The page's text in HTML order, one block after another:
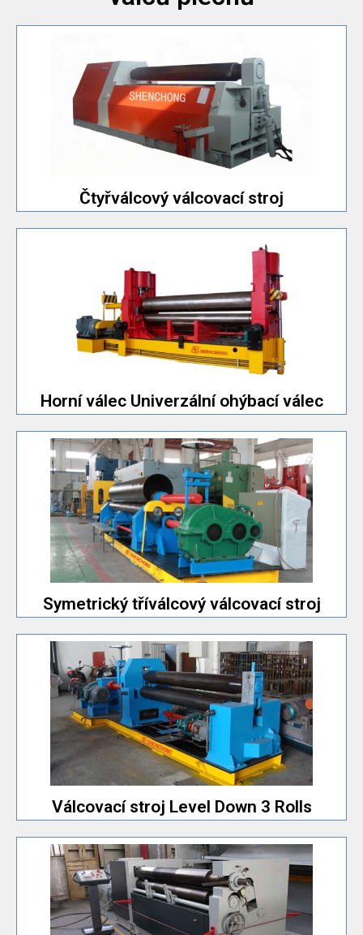
Čtyřválcový válcovací stroj
Čtyřválcový válcovací stroj
Ohýbačka plechů s CNC řídicí jednotkou, která
umožňuje úpravu programu a ukládání kroků
válcování.
Horní válec Univerzální ohýbací válec
Horní válec Univerzální ohýbací
válec
S PLC pro řízení pohybu ohýbacích válců. S
hydraulickou stanicí a je vhodný pro modely strojů
větší než 16x2000 mm.
Symetrický tříválcový válcovací stroj
Symetrický tříválcový válcovací
stroj
Nejlevnější typ válcovacího stroje se 3 válci.
Jednoduchá konstrukce stroje a snadná obsluha.
Válcovací stroj Level Down 3 Rolls
Válcovací stroj Level Down 3 Rolls
S funkcí předohýbání a možností válcování vysoce
přesných obrobků. Cena přijatelná pro modely strojů
menší než 30x2500.
Vysoká přesnost jako čtyřválcová ohýbačka plechů,
ale pouze pro malé modely strojů.